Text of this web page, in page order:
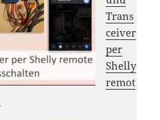
Trans
ceiver
per
Shelly
remot